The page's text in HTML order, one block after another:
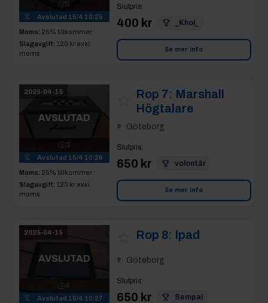
5
Avslutad 15/4 10:25
Moms: 25% tillkommer
Slagavgift: 120 kr exkl.
moms
Slutpris:
400 kr _Khoi_
Se mer info
2025-04-15
AVSLUTAD
3
Avslutad 15/4 10:26
Moms: 25% tillkommer
Slagavgift: 120 kr exkl.
moms
Rop 7: Marshall
Högtalare
Göteborg
Slutpris:
650 kr volontär
Se mer info
2025-04-15
AVSLUTAD
4
Avslutad 15/4 10:27
Rop 8: Ipad
Göteborg
Slutpris:
650 kr Sempai